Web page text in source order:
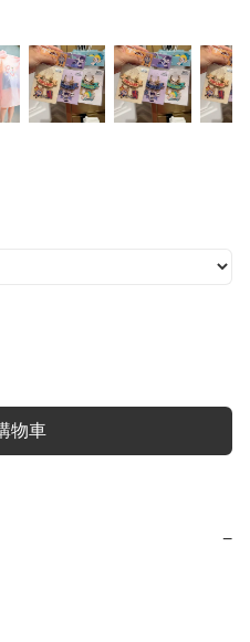
物車
−